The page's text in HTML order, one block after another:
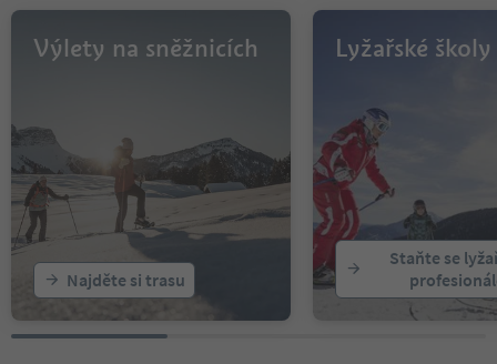
Výlety na sněžnicích
Najděte si trasu
Lyžařské školy
Staňte se